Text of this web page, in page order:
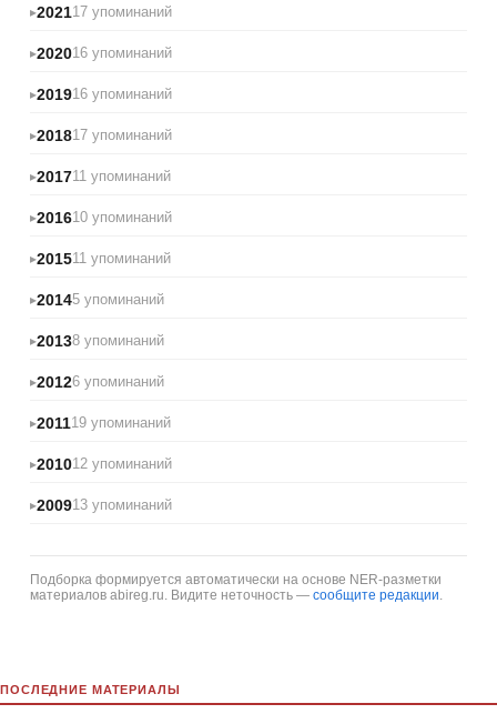
202117 упоминаний
202016 упоминаний
201916 упоминаний
201817 упоминаний
201711 упоминаний
201610 упоминаний
201511 упоминаний
20145 упоминаний
20138 упоминаний
20126 упоминаний
201119 упоминаний
201012 упоминаний
200913 упоминаний
Подборка формируется автоматически на основе NER-разметки
материалов abireg.ru. Видите неточность — сообщите редакции
ПОСЛЕДНИЕ МАТЕРИАЛЫ